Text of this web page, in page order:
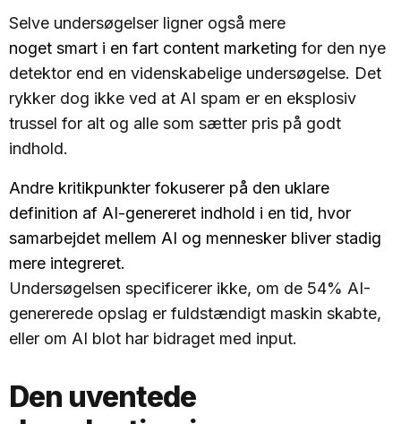
Selve undersøgelser ligner også mere
noget smart i en fart content marketing for den nye
detektor end en videnskabelige undersøgelse. Det
rykker dog ikke ved at AI spam er en eksplosiv
trussel for alt og alle som sætter pris på godt
indhold.
Andre kritikpunkter fokuserer på den uklare
definition af AI-genereret indhold i en tid, hvor
samarbejdet mellem AI og mennesker bliver stadig
mere integreret.
Undersøgelsen specificerer ikke, om de 54% AI-
genererede opslag er fuldstændigt maskin skabte,
eller om AI blot har bidraget med input.
Den uventede